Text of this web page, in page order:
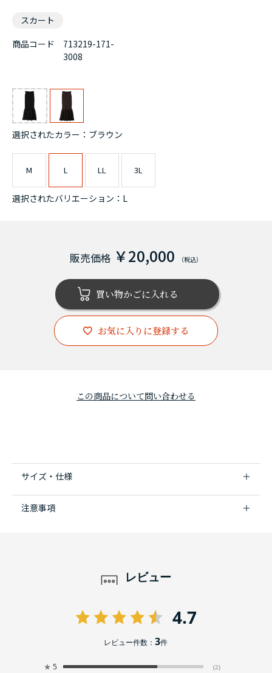
￥20,000
商品コード
713219-171-
3008
選択されたカラー：ブラウン
M L LL 3L
選択されたバリエーション：L
お気に入りに登録する
この商品について問い合わせる
スカート
サイズ・仕様
注意事項
レビュー
4.7
レビュー件数：3件
★ 5 (2)